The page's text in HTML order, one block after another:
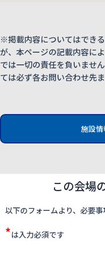
※掲載内容についてはでき
が、本ページの記載内容に
では一切の責任を負いま
ては必ず各お問い合わせ先
施設
この会場
以下のフォームより、必要
*は入力必須です